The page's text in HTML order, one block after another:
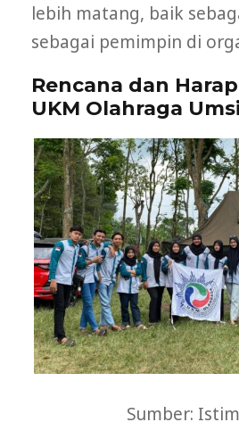
lebih matang, baik
sebagai pemimpin di
Rencana dan
UKM Olahraga
Sumber: